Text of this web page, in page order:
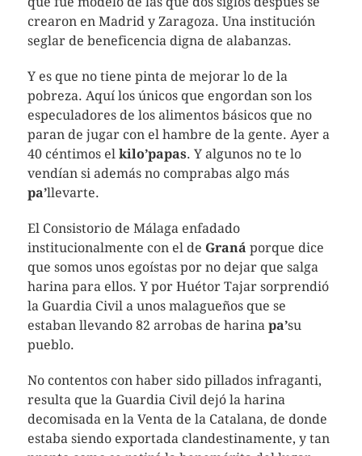
crearon en Madrid y Zaragoza. Una institución
seglar de beneficencia digna de alabanzas.
Y es que no tiene pinta de mejorar lo de la
pobreza. Aquí los únicos que engordan son los
especuladores de los alimentos básicos que no
paran de jugar con el hambre de la gente. Ayer a
40 céntimos el kilo’papas. Y algunos no te lo
vendían si además no comprabas algo más
pa’llevarte.
El Consistorio de Málaga enfadado
institucionalmente con el de Graná porque dice
que somos unos egoístas por no dejar que salga
harina para ellos. Y por Huétor Tajar sorprendió
la Guardia Civil a unos malagueños que se
estaban llevando 82 arrobas de harina pa’su
pueblo.
No contentos con haber sido pillados infraganti,
resulta que la Guardia Civil dejó la harina
decomisada en la Venta de la Catalana, de donde
estaba siendo exportada clandestinamente, y tan